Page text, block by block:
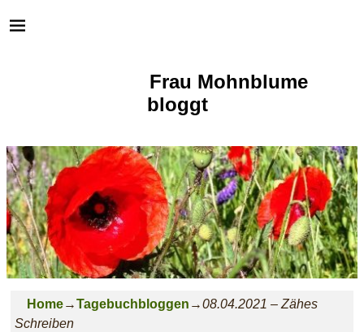
Frau Mohnblume
bloggt
Home→Tagebuchbloggen →08.04.2021 – Zähes
Schreiben